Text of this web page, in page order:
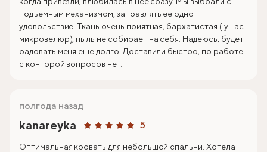
подъемным механизмом, заправлять ее одно
удовольствие. Ткань очень приятная, бархатистая ( у нас
микровелюр), пыль не собирает на себя. Надеюсь, будет
радовать меня еще долго. Доставили быстро, по работе
с конторой вопросов нет.
kanareyka 5
полгода назад
Оптимальная кровать для небольшой спальни. Хотела